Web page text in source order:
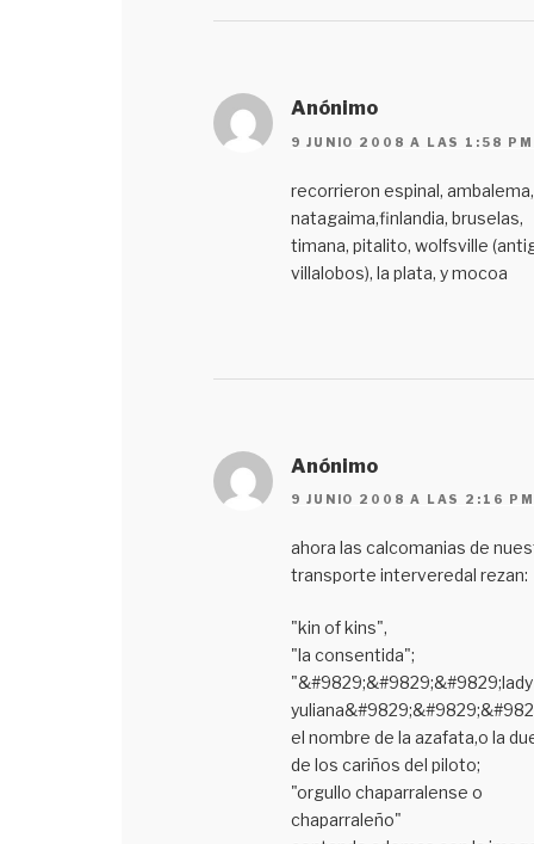
Anónimo
9 JUNIO 2008 A LAS 1:58 PM
recorrieron espinal, ambalema,
natagaima,finlandia, bruselas,
timana, pitalito, wolfsville
villalobos), la plata, y mocoa
Anónimo
9 JUNIO 2008 A LAS 2:16 PM
ahora las calcomanias de
transporte interveredal rezan:
"kin of kins",
"la consentida";
"&#9829;&#9829;&#9829;lady
el nombre de la azafata,o la
de los cariños del piloto;
"orgullo chaparralense o
chaparraleño"